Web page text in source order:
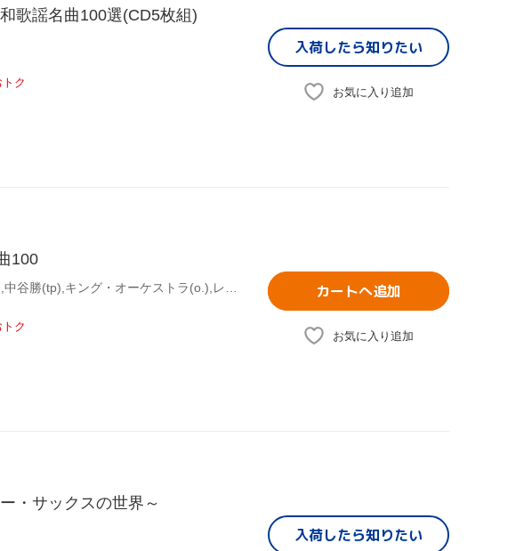
歌謡名曲100選(CD5枚組)
ク
入荷したら知りたい
お気に入り追加
100
ク
カートへ追加
お気に入り追加
・サックスの世界～
入荷したら知りたい